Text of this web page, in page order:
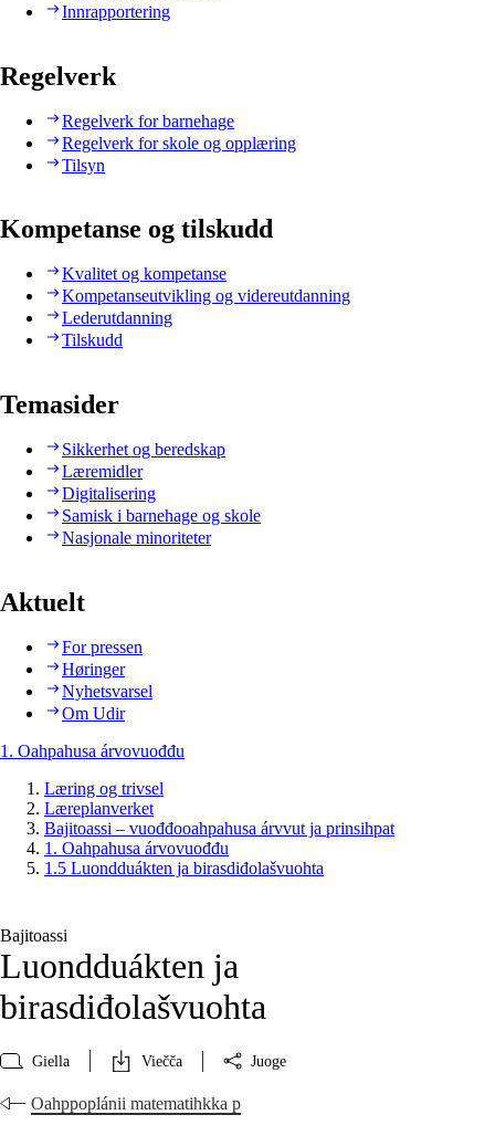
Innrapportering
Regelverk
Regelverk for barnehage
Regelverk for skole og opplæring
Tilsyn
Kompetanse og tilskudd
Kvalitet og kompetanse
Kompetanseutvikling og videreutdanning
Lederutdanning
Tilskudd
Temasider
Sikkerhet og beredskap
Læremidler
Digitalisering
Samisk i barnehage og skole
Nasjonale minoriteter
Aktuelt
For pressen
Høringer
Nyhetsvarsel
Om Udir
1. Oahpahusa árvovuođđu
Læring og trivsel
Læreplanverket
Bajitoassi – vuođđooahpahusa árvvut ja prinsihpat
1. Oahpahusa árvovuođđu
1.5 Luondduákten ja birasdiđolašvuohta
Bajitoassi
Luondduákten ja
birasdiđolašvuohta
Giella Viečča Juoge
Oahppoplánii matematihkka p